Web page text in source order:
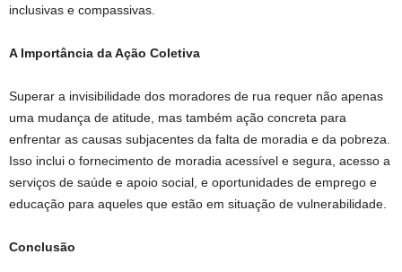
inclusivas e compassivas.
A Importância da Ação Coletiva
Superar a invisibilidade dos moradores de rua requer não apenas
uma mudança de atitude, mas também ação concreta para
enfrentar as causas subjacentes da falta de moradia e da pobreza.
Isso inclui o fornecimento de moradia acessível e segura, acesso a
serviços de saúde e apoio social, e oportunidades de emprego e
educação para aqueles que estão em situação de vulnerabilidade.
Conclusão